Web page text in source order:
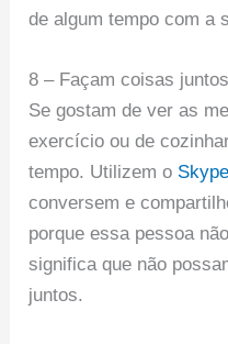
de algum tempo com a
8 – Façam coisas
Se gostam de ver as
exercício ou de
tempo. Utilizem o
conversem e
porque essa pessoa
significa que não
juntos.